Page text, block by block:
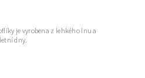
je vyrobena z lehkého lnu a
dny.